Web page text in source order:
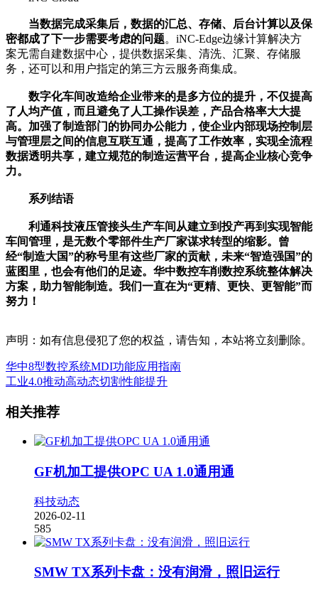
当数据完成采集后，数据的汇总、存储、后台计算以及保
密都成了下一步需要考虑的问题。iNC-Edge边缘计算解决方
案无需自建数据中心，提供数据采集、清洗、汇聚、存储服
务，还可以和用户指定的第三方云服务商集成。
数字化车间改造给企业带来的是多方位的提升，不仅提高
了人均产值，而且避免了人工操作误差，产品合格率大大提
高。加强了制造部门的协同办公能力，使企业内部现场控制层
与管理层之间的信息互联互通，提高了工作效率，实现全流程
数据透明共享，建立规范的制造运营平台，提高企业核心竞争
力。
系列结语
利通科技液压管接头生产车间从建立到投产再到实现智能
车间管理，是无数个零部件生产厂家谋求转型的缩影。曾
经“制造大国”的称号里有这些厂家的贡献，未来“智造强国”的
蓝图里，也会有他们的足迹。华中数控车削数控系统整体解决
方案，助力智能制造。我们一直在为“更精、更快、更智能”而
努力！
声明：如有信息侵犯了您的权益，请告知，本站将立刻删除。
华中8型数控系统MDI功能应用指南
工业4.0推动高动态切割性能提升
相关推荐
GF机加工提供OPC UA 1.0通用通
科技动态
2026-02-11
585
SMW TX系列卡盘：没有润滑，照旧运行